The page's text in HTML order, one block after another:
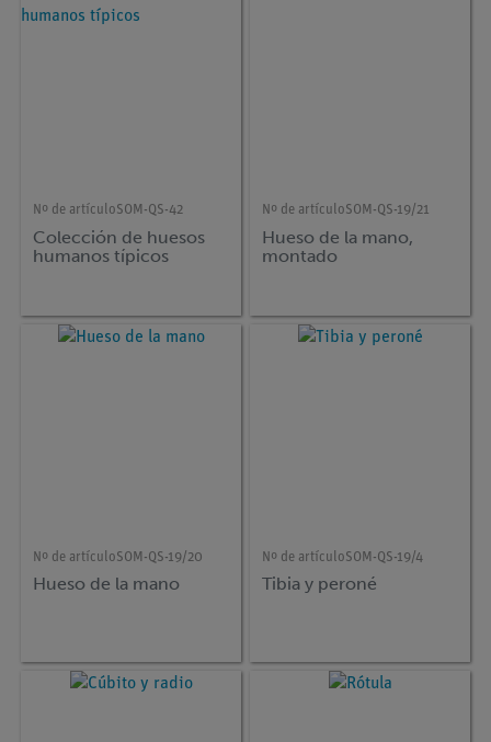
Nº de artículoSOM-QS-42
Colección de huesos
humanos típicos
Nº de artículoSOM-QS-19/21
Hueso de la mano,
montado
Nº de artículoSOM-QS-19/20
Hueso de la mano
Nº de artículoSOM-QS-19/4
Tibia y peroné